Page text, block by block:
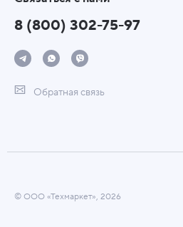
8 (800) 302-75-97
Обратная связь
© ООО «Техмаркет», 2026